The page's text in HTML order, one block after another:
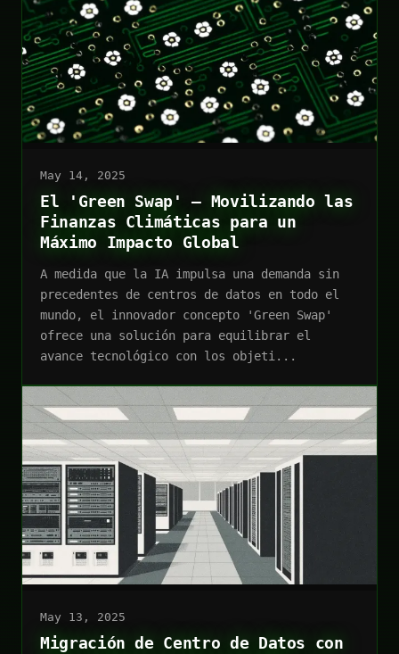
May 14, 2025
El 'Green Swap' – Movilizando las
Finanzas Climáticas para un
Máximo Impacto Global
A medida que la IA impulsa una demanda sin
precedentes de centros de datos en todo el
mundo, el innovador concepto 'Green Swap'
ofrece una solución para equilibrar el
avance tecnológico con los objeti...
May 13, 2025
Migración de Centro de Datos con